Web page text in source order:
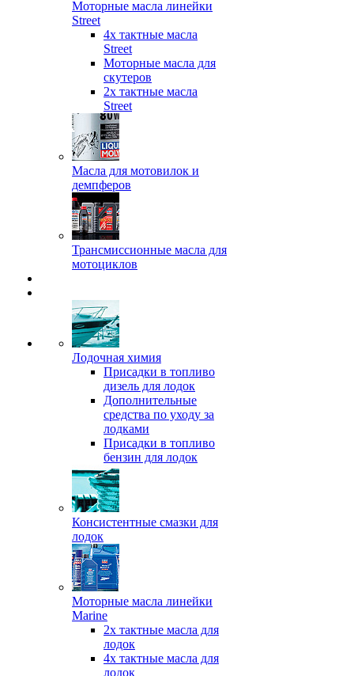
Моторные масла линейки
Street
4х тактные масла
Street
Моторные масла для
скутеров
2х тактные масла
Street
Масла для мотовилок и
демпферов
Трансмиссионные масла для
мотоциклов
Лодочная химия
Присадки в топливо
дизель для лодок
Дополнительные
средства по уходу за
лодками
Присадки в топливо
бензин для лодок
Консистентные смазки для
лодок
Моторные масла линейки
Marine
2х тактные масла для
лодок
4х тактные масла для
лодок